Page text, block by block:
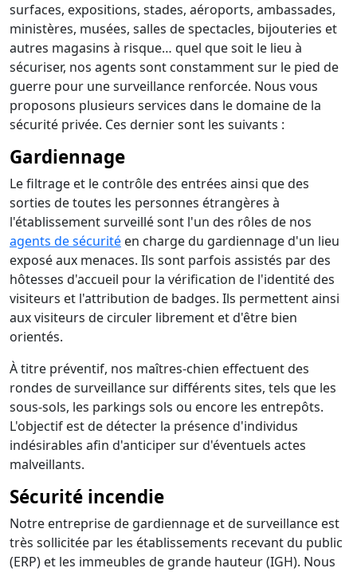
surfaces, expositions, stades, aéroports, ambassades,
ministères, musées, salles de spectacles, bijouteries et
autres magasins à risque… quel que soit le lieu à
sécuriser, nos agents sont constamment sur le pied de
guerre pour une surveillance renforcée. Nous vous
proposons plusieurs services dans le domaine de la
sécurité privée. Ces dernier sont les suivants :
Gardiennage
Le filtrage et le contrôle des entrées ainsi que des
sorties de toutes les personnes étrangères à
l'établissement surveillé sont l'un des rôles de nos
agents de sécurité en charge du gardiennage d'un lieu
exposé aux menaces. Ils sont parfois assistés par des
hôtesses d'accueil pour la vérification de l'identité des
visiteurs et l'attribution de badges. Ils permettent ainsi
aux visiteurs de circuler librement et d'être bien
orientés.
À titre préventif, nos maîtres-chien effectuent des
rondes de surveillance sur différents sites, tels que les
sous-sols, les parkings sols ou encore les entrepôts.
L'objectif est de détecter la présence d'individus
indésirables afin d'anticiper sur d'éventuels actes
malveillants.
Sécurité incendie
Notre entreprise de gardiennage et de surveillance est
très sollicitée par les établissements recevant du public
(ERP) et les immeubles de grande hauteur (IGH). Nous